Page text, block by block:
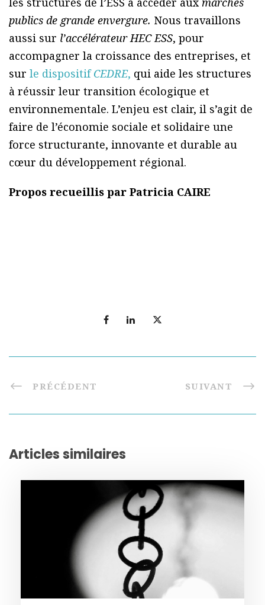
publics de grande envergure. Nous travaillons
aussi sur l’accélérateur HEC ESS, pour
accompagner la croissance des entreprises, et
sur le dispositifCEDRE, qui aide les structures
à réussir leur transition écologique et
environnementale. L’enjeu est clair, il s’agit de
faire de l’économie sociale et solidaire une
force structurante, innovante et durable au
cœur du développement régional.
Propos recueillis par Patricia CAIRE
PRÉCÉDENT SUIVANT
Articles similaires